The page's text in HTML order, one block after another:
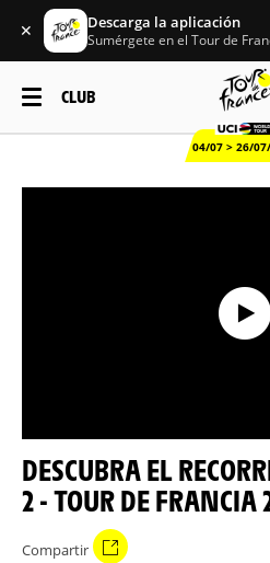
✕ Descarga la aplicación
Sumérgete en el Tour de
CLUB
04/07 > 26/
DESCUBRA EL RECORRIDO DE LA ETAPA
2 - TOUR DE FRANCIA
Compartir